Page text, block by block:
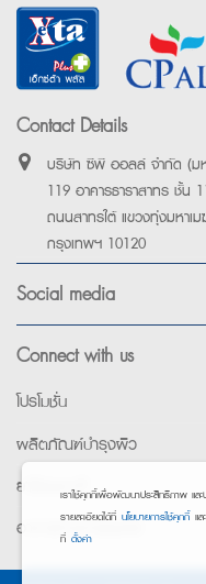
Contact Details
บริษัท ซีพี ออลล์ จำกัด (ม
119 อาคารธาราสาทร ชั้น
ถนนสาทรใต้ แขวงทุ่งมหาเ
กรุงเทพฯ 10120
Social media
Connect with us
โปรโมชั่น
ผลิตภัณฑ์บำรุงผิว
ยาใช้เฉพาะที่
อาหารทางการแพทย์
เราใช้คุกกี้เพื่อพัฒนาประสิทธิภาพ แ
รายละเอียดได้ที่ นโยบายการใช้คุกกี้ แ
ที่ ตั้งค่า